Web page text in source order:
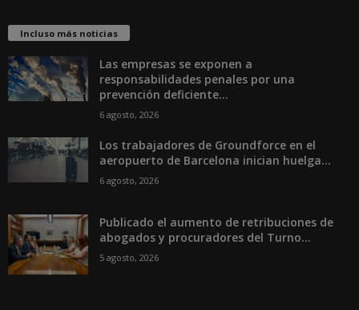
Incluso más noticias
Las empresas se exponen a
responsabilidades penales por una
prevención deficiente...
6 agosto, 2026
Los trabajadores de Groundforce en el
aeropuerto de Barcelona inician huelga...
6 agosto, 2026
Publicado el aumento de retribuciones de
abogados y procuradores del Turno...
5 agosto, 2026